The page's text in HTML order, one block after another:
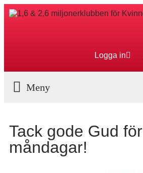
Logga in
Tack gode Gud för
måndagar!